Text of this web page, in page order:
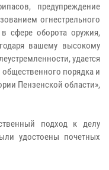
предупреждение
огнестрельного
сфере оборота оружия,
вашему высокому
удается
общественного порядка и
Пензенской области»,
подход к делу
удостоены почетных